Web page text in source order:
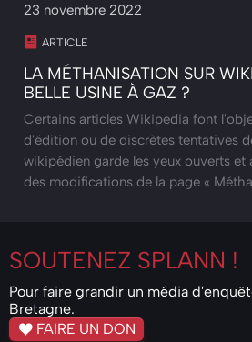
23 novembre 2022
ARTICLE
LA MÉTHANISATION SUR
BELLE USINE À GAZ ?
Certains articles Wikipedia font
d'édition ou de discrètes tentatives
wikipédien garde les yeux ouverts et
des modifications de la page «
SOUTENEZ SPLANN !
Pour faire grandir un média
Bretagne.
FAIRE UN DON